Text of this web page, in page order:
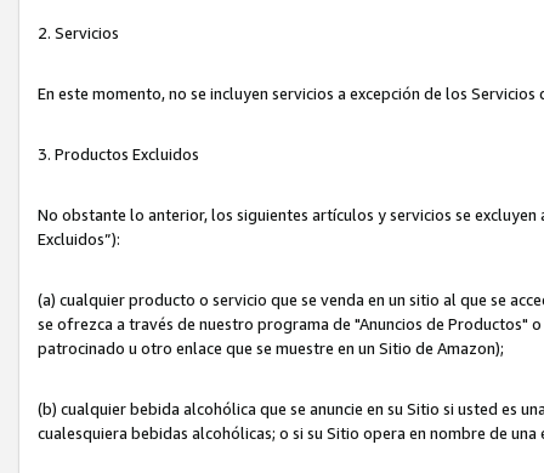
2. Servicios
En este momento, no se incluyen servicios a excepción de los
3. Productos Excluidos
No obstante lo anterior, los siguientes artículos y servicios se
Excluidos”):
(a) cualquier producto o servicio que se venda en un sitio al que se
se ofrezca a través de nuestro programa de "Anuncios de Productos"
patrocinado u otro enlace que se muestre en un Sitio de Amazon);
(b) cualquier bebida alcohólica que se anuncie en su Sitio si usted es
cualesquiera bebidas alcohólicas; o si su Sitio opera en nombre de